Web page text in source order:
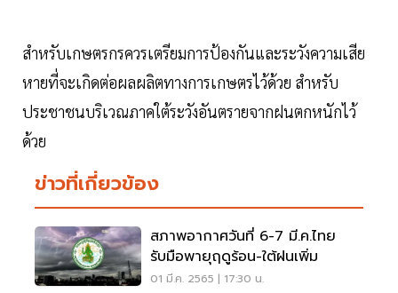
สำหรับเกษตรกรควรเตรียมการป้องกันและระวังความเสีย
หายที่จะเกิดต่อผลผลิตทางการเกษตรไว้ด้วย สำหรับ
ประชาชนบริเวณภาคใต้ระวังอันตรายจากฝนตกหนักไว้
ด้วย
ข่าวที่เกี่ยวข้อง
สภาพอากาศวันที่ 6-7 มี.ค.ไทย
รับมือพายุฤดูร้อน-ใต้ฝนเพิ่ม
01 มี.ค. 2565 | 17:30 น.